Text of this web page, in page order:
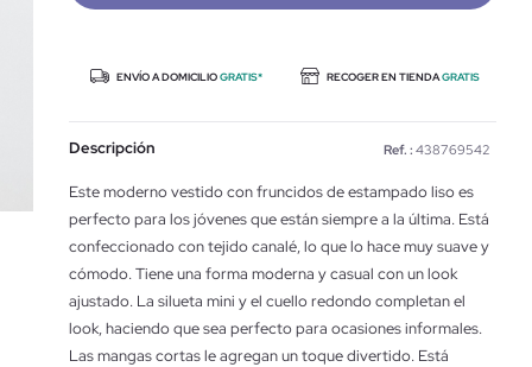
ENVÍO A DOMICILIOGRATIS* RECOGER EN TIENDAGRATIS
Descripción Ref. : 438769542
Este moderno vestido con fruncidos de estampado liso es
perfecto para los jóvenes que están siempre a la última. Está
confeccionado con tejido canalé, lo que lo hace muy suave y
cómodo. Tiene una forma moderna y casual con un look
ajustado. La silueta mini y el cuello redondo completan el
look, haciendo que sea perfecto para ocasiones informales.
Las mangas cortas le agregan un toque divertido. Está